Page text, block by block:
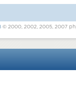
© 2000, 2002, 2005, 2007